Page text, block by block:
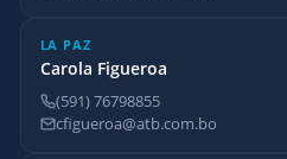
LA PAZ
Carola Figueroa
(591) 76798855
cfigueroa@atb.com.bo